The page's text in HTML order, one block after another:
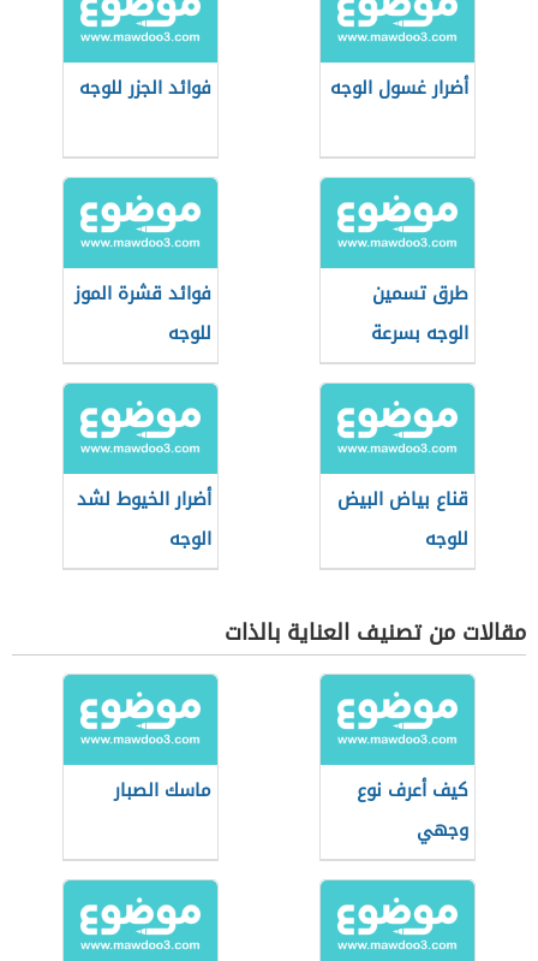
أضرار غسول الوجه فوائد الجزر للوجه
طرق تسمين
الوجه بسرعة
فوائد قشرة الموز
للوجه
قناع بياض البيض
للوجه
أضرار الخيوط لشد
الوجه
مقالات من تصنيف العناية بالذات
كيف أعرف نوع
وجهي
ماسك الصبار